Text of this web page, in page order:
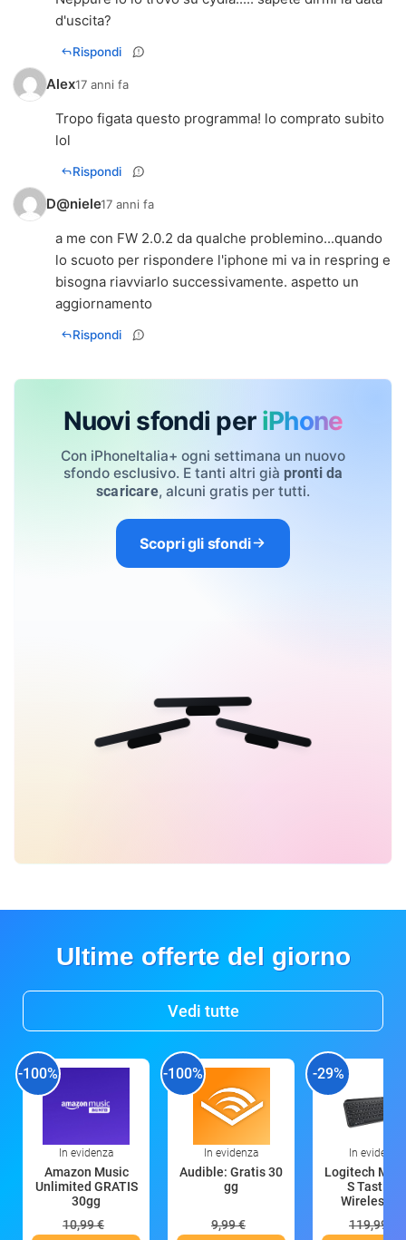
d'uscita?
Rispondi
Alex17 anni fa
Tropo figata questo programma! lo comprato subito
lol
Rispondi
D@niele17 anni fa
a me con FW 2.0.2 da qualche problemino...quando
lo scuoto per rispondere l'iphone mi va in respring e
bisogna riavviarlo successivamente. aspetto un
aggiornamento
Rispondi
Nuovi sfondi per iPhone
Con iPhoneItalia+ ogni settimana un nuovo
sfondo esclusivo. E tanti altri già pronti da
scaricare, alcuni gratis per tutti.
Scopri gli sfondi
Ultime offerte del giorno
Vedi tutte
-100%
In evidenza
Amazon Music
Unlimited GRATIS
30gg
10,99 €
-100%
In evidenza
Audible: Gratis 30
gg
9,99 €
-29%
In evidenza
Logitech MX
S Tastiera
Wireless
119,99 €